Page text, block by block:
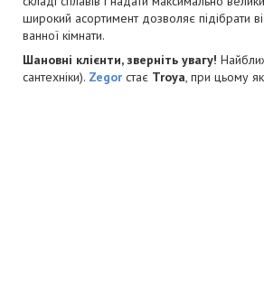
широкий асортимент дозволяє підібрати
ванної кімнати.
Шановні клієнти, зверніть увагу!
сантехніки). Zegor стає Troya , при цьому